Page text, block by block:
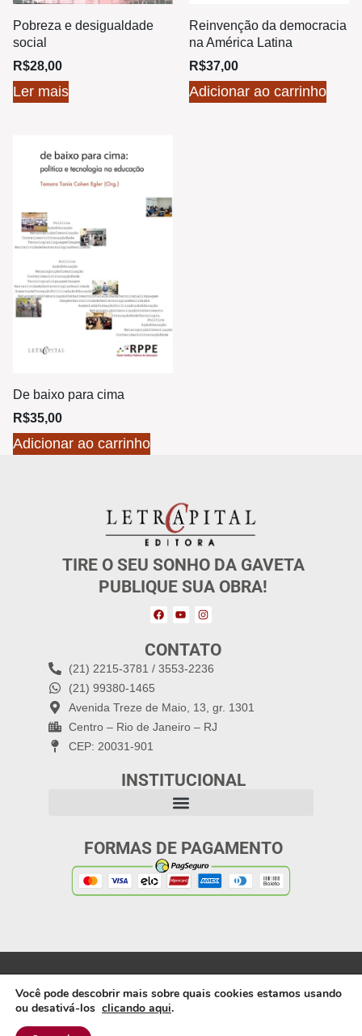
Pobreza e desigualdade
social
R$28,00
Ler mais
Reinvenção da democracia
na América Latina
R$37,00
Adicionar ao carrinho
De baixo para cima
R$35,00
Adicionar ao carrinho
TIRE O SEU SONHO DA GAVETA
PUBLIQUE SUA OBRA!
CONTATO
(21) 2215-3781 / 3553-2236
(21) 99380-1465
Avenida Treze de Maio, 13, gr. 1301
Centro – Rio de Janeiro – RJ
CEP: 20031-901
INSTITUCIONAL
FORMAS DE PAGAMENTO
Capital Editora |
Você pode descobrir mais sobre quais cookies estamos usando
ou desativá-los clicando aqui.